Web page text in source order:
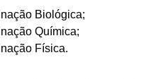
Biológica;
Química;
Física.